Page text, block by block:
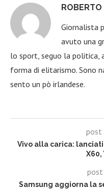
Giornalista
avuto una
lo sport, seguo la politica,
forma di elitarismo. Sono
sento un pò irlandese.
post
Vivo alla carica: lanciati
X60,
post
Samsung aggiorna la